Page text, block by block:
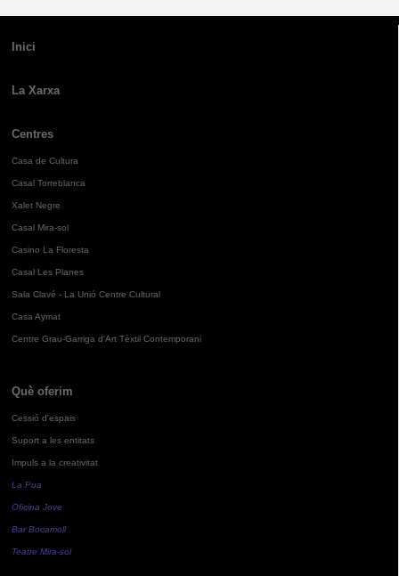
Inici
La Xarxa
Centres
Casa de Cultura
Casal Torreblanca
Xalet Negre
Casal Mira-sol
Casino La Floresta
Casal Les Planes
Sala Clavé - La Unió Centre Cultural
Casa Aymat
Centre Grau-Garriga d'Art Tèxtil Contemporani
Què oferim
Cessió d'espais
Suport a les entitats
Impuls a la creativitat
La Pua
Oficina Jove
Bar Bocamoll
Teatre Mira-sol